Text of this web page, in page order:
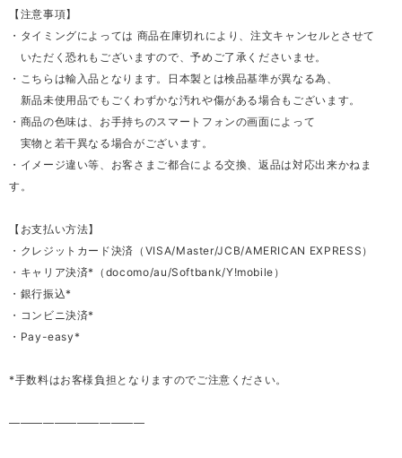
【注意事項】
・タイミングによっては 商品在庫切れにより、注文キャンセルとさせて
いただく恐れもございますので、予めご了承くださいませ。
・こちらは輸入品となります。日本製とは検品基準が異なる為、
新品未使用品でもごくわずかな汚れや傷がある場合もございます。
・商品の色味は、お手持ちのスマートフォンの画面によって
実物と若干異なる場合がございます。
・イメージ違い等、お客さまご都合による交換、返品は対応出来かねま
す。
【お支払い方法】
・クレジットカード決済（VISA/Master/JCB/AMERICAN EXPRESS）
・キャリア決済*（docomo/au/Softbank/Y!mobile）
・銀行振込*
・コンビニ決済*
・Pay-easy*
*手数料はお客様負担となりますのでご注意ください。
————————————